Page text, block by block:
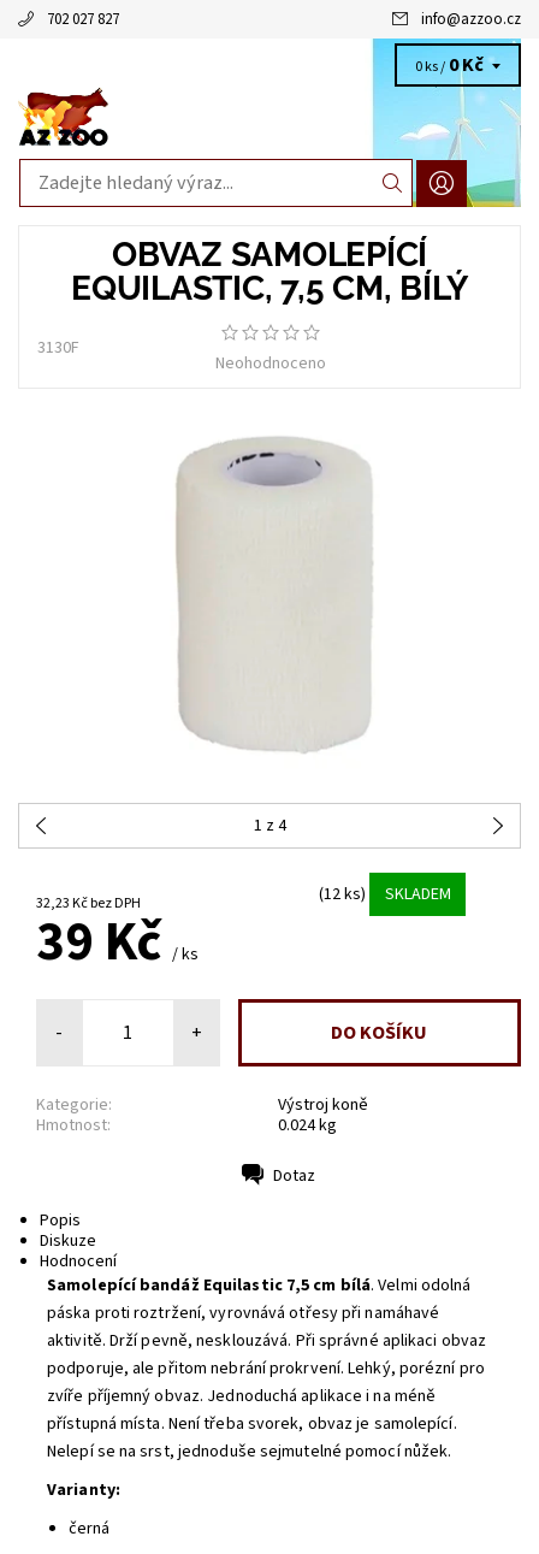
702 027 827 info@azzoo.cz
0 ks / 0 Kč
OBVAZ SAMOLEPÍCÍ
EQUILASTIC, 7,5 CM, BÍLÝ
3130F
Neohodnoceno
1 z 4
32,23 Kč bez DPH (12 ks) SKLADEM
39 Kč / ks
- +
Kategorie:
Výstroj koně
Hmotnost:
0.024 kg
Dotaz
Popis
Diskuze
Hodnocení
Samolepící bandáž Equilastic 7,5 cm bílá. Velmi odolná
páska proti roztržení, vyrovnává otřesy při namáhavé
aktivitě. Drží pevně, nesklouzává. Při správné aplikaci obvaz
podporuje, ale přitom nebrání prokrvení. Lehký, porézní pro
zvíře příjemný obvaz. Jednoduchá aplikace i na méně
přístupná místa. Není třeba svorek, obvaz je samolepící.
Nelepí se na srst, jednoduše sejmutelné pomocí nůžek.
Varianty:
černá